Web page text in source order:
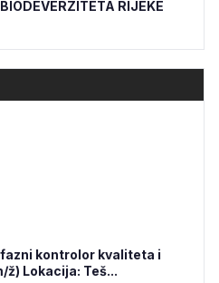
RIJEKE
kontrolor kvaliteta i
Lokacija: Teš...